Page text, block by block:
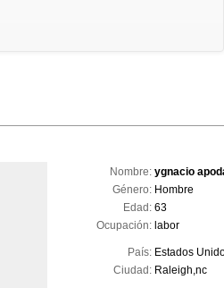
Nombre: ygnacio
Género: Hombre
Edad: 63
Ocupación: labor
País: Estados
Ciudad: Raleigh,nc